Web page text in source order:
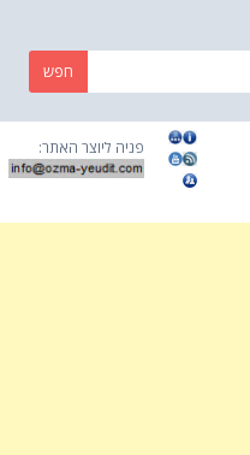
פניה ליוצר האתר: